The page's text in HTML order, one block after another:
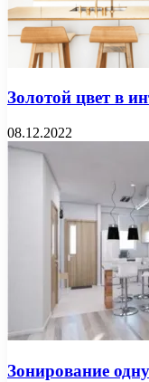
Золотой цвет в
08.12.2022
Зонирование